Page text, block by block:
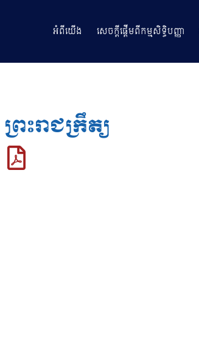
អំពីយើង សេចក្តីផ្តើមពីកម្មសិទ្ធិបញ្ញា
ព្រះរាជក្រឹត្យ